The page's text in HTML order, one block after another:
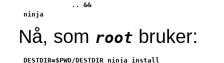
            .. &&
ninja
Nå, som root bruker:
DESTDIR=$PWD/DESTDIR ninja install